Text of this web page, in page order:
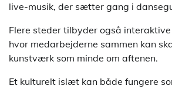
live-musik, der sætter gang i
Flere steder tilbyder også
hvor medarbejderne sammen kan
kunstværk som minde om aftenen.
Et kulturelt islæt kan både fungere